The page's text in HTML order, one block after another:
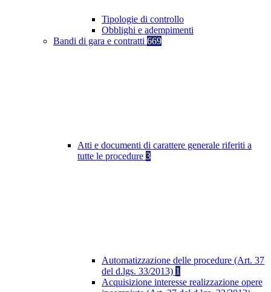
Tipologie di controllo
Obblighi e adempimenti
Bandi di gara e contratti 669
Atti e documenti di carattere generale riferiti a
tutte le procedure 3
Automatizzazione delle procedure (Art. 37
del d.lgs. 33/2013) 1
Acquisizione interesse realizzazione opere